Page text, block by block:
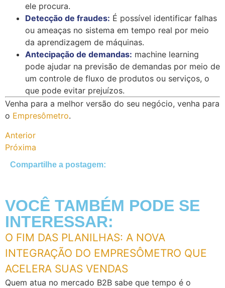
ele procura.
Detecção de fraudes: É possível identificar falhas
ou ameaças no sistema em tempo real por meio
da aprendizagem de máquinas.
Antecipação de demandas: machine learning
pode ajudar na previsão de demandas por meio de
um controle de fluxo de produtos ou serviços, o
que pode evitar prejuízos.
Venha para a melhor versão do seu negócio, venha para
o Empresômetro.
Anterior
Próxima
Compartilhe a postagem:
VOCÊ TAMBÉM PODE SE
INTERESSAR:
O FIM DAS PLANILHAS: A NOVA
INTEGRAÇÃO DO EMPRESÔMETRO QUE
ACELERA SUAS VENDAS
Quem atua no mercado B2B sabe que tempo é o